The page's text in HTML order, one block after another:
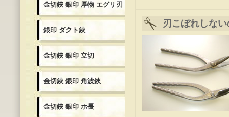
金切鋏 銀印 厚物 エグリ刃
銀印 ダクト鋏
金切鋏 銀印 立切
金切鋏 銀印 角波鋏
金切鋏 銀印 ホ長
刃こぼれしな